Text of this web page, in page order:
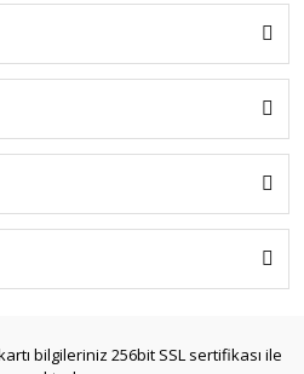
bilgileriniz 256bit SSL sertifikası ile